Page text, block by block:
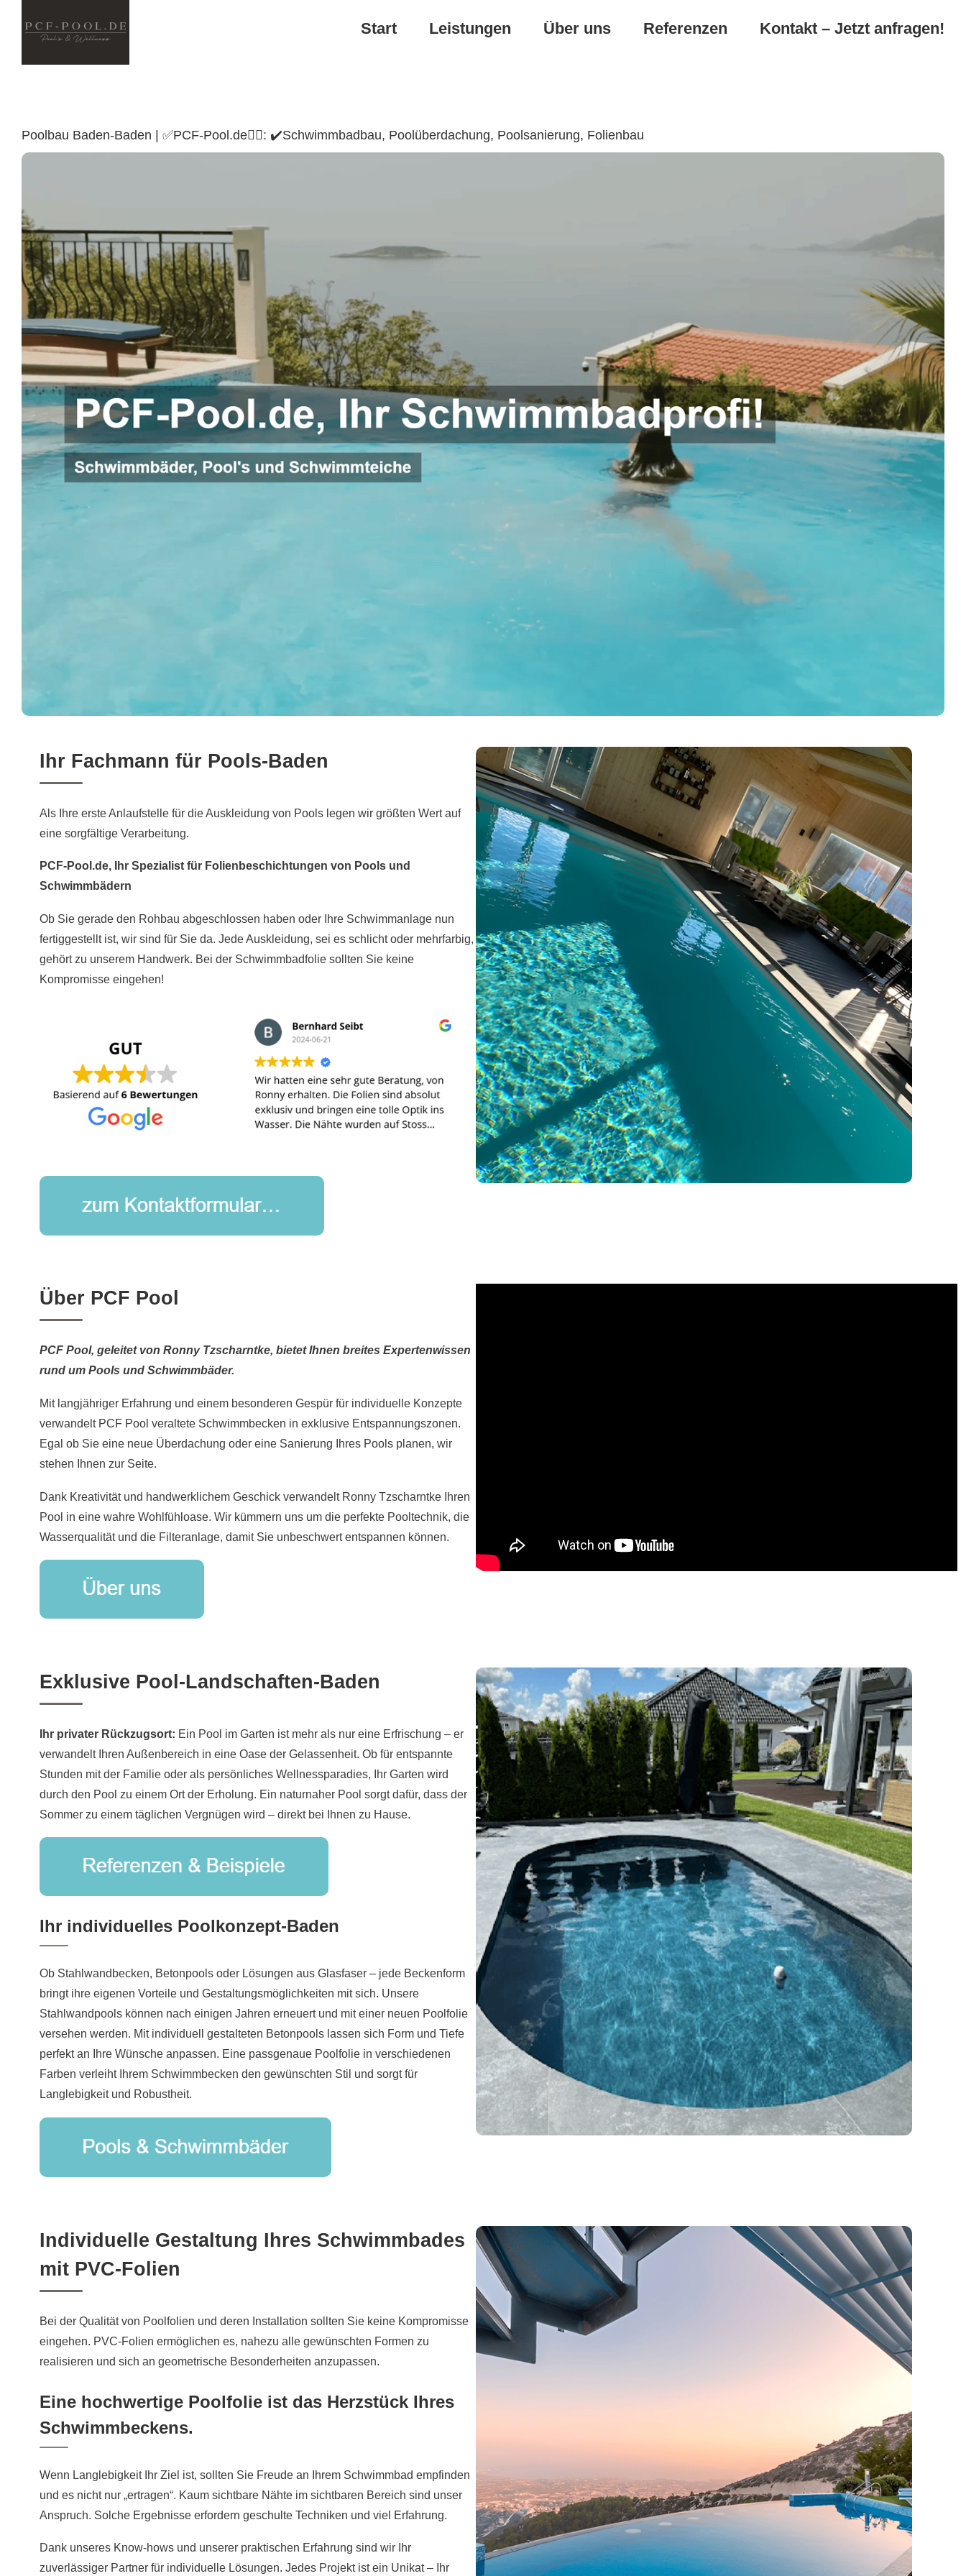
Start Leistungen Über uns Referenzen Kontakt – Jetzt anfragen!
Poolbau Baden-Baden | ✅PCF-Pool.de🏊🏼: ✔️Schwimmbadbau, Poolüberdachung, Poolsanierung, Folienbau
Ihr Fachmann für Pools-Baden
Als Ihre erste Anlaufstelle für die Auskleidung von Pools legen wir größten Wert auf
eine sorgfältige Verarbeitung.
PCF-Pool.de, Ihr Spezialist für Folienbeschichtungen von Pools und
Schwimmbädern
Ob Sie gerade den Rohbau abgeschlossen haben oder Ihre Schwimmanlage nun
fertiggestellt ist, wir sind für Sie da. Jede Auskleidung, sei es schlicht oder mehrfarbig,
gehört zu unserem Handwerk. Bei der Schwimmbadfolie sollten Sie keine
Kompromisse eingehen!
Über PCF Pool
PCF Pool, geleitet von Ronny Tzscharntke, bietet Ihnen breites Expertenwissen
rund um Pools und Schwimmbäder.
Mit langjähriger Erfahrung und einem besonderen Gespür für individuelle Konzepte
verwandelt PCF Pool veraltete Schwimmbecken in exklusive Entspannungszonen.
Egal ob Sie eine neue Überdachung oder eine Sanierung Ihres Pools planen, wir
stehen Ihnen zur Seite.
Dank Kreativität und handwerklichem Geschick verwandelt Ronny Tzscharntke Ihren
Pool in eine wahre Wohlfühloase. Wir kümmern uns um die perfekte Pooltechnik, die
Wasserqualität und die Filteranlage, damit Sie unbeschwert entspannen können.
Exklusive Pool-Landschaften-Baden
Ihr privater Rückzugsort: Ein Pool im Garten ist mehr als nur eine Erfrischung – er
verwandelt Ihren Außenbereich in eine Oase der Gelassenheit. Ob für entspannte
Stunden mit der Familie oder als persönliches Wellnessparadies, Ihr Garten wird
durch den Pool zu einem Ort der Erholung. Ein naturnaher Pool sorgt dafür, dass der
Sommer zu einem täglichen Vergnügen wird – direkt bei Ihnen zu Hause.
Ihr individuelles Poolkonzept-Baden
Ob Stahlwandbecken, Betonpools oder Lösungen aus Glasfaser – jede Beckenform
bringt ihre eigenen Vorteile und Gestaltungsmöglichkeiten mit sich. Unsere
Stahlwandpools können nach einigen Jahren erneuert und mit einer neuen Poolfolie
versehen werden. Mit individuell gestalteten Betonpools lassen sich Form und Tiefe
perfekt an Ihre Wünsche anpassen. Eine passgenaue Poolfolie in verschiedenen
Farben verleiht Ihrem Schwimmbecken den gewünschten Stil und sorgt für
Langlebigkeit und Robustheit.
Individuelle Gestaltung Ihres Schwimmbades
mit PVC-Folien
Bei der Qualität von Poolfolien und deren Installation sollten Sie keine Kompromisse
eingehen. PVC-Folien ermöglichen es, nahezu alle gewünschten Formen zu
realisieren und sich an geometrische Besonderheiten anzupassen.
Eine hochwertige Poolfolie ist das Herzstück Ihres
Schwimmbeckens.
Wenn Langlebigkeit Ihr Ziel ist, sollten Sie Freude an Ihrem Schwimmbad empfinden
und es nicht nur „ertragen“. Kaum sichtbare Nähte im sichtbaren Bereich sind unser
Anspruch. Solche Ergebnisse erfordern geschulte Techniken und viel Erfahrung.
Dank unseres Know-hows und unserer praktischen Erfahrung sind wir Ihr
zuverlässiger Partner für individuelle Lösungen. Jedes Projekt ist ein Unikat – Ihr